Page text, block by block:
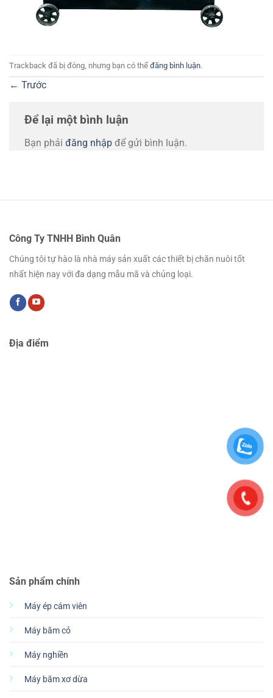
Trackback đã bị đóng, nhưng bạn có thể đăng bình luận.
← Trước
Để lại một bình luận
Bạn phải đăng nhập để gửi bình luận.
Công Ty TNHH Bình Quân
Chúng tôi tự hào là nhà máy sản xuất các thiết bị chăn nuôi tốt
nhất hiện nay với đa dạng mẫu mã và chủng loại.
Sản phẩm chính
Máy ép cám viên
Máy băm cỏ
Máy nghiền
Máy băm xơ dừa
Địa điểm